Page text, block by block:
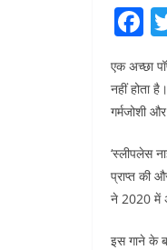
F
c
e
o
o
k
एक अच्छा
नहीं होता
गर्मजोशी
‘स्लीपलेस
प्राप्त की
ने 2020 में
इस गाने के